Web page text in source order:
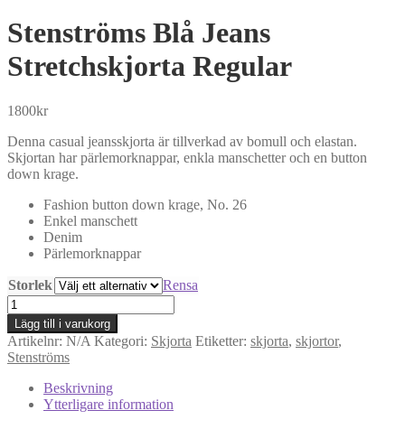
Stenströms Blå Jeans
Stretchskjorta Regular
1800kr
Denna casual jeansskjorta är tillverkad av bomull och elastan.
Skjortan har pärlemorknappar, enkla manschetter och en button
down krage.
Fashion button down krage, No. 26
Enkel manschett
Denim
Pärlemorknappar
Storlek
Rensa
Stenströms
Blå
Jeans
Stretchskjorta
Regular
mängd
Lägg till i varukorg
Artikelnr: N/A Kategori: Skjorta Etiketter: skjorta, skjortor,
Stenströms
Beskrivning
Ytterligare information